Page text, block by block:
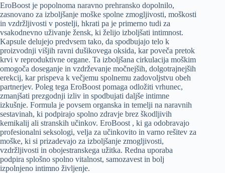
EroBoost je popolnoma naravno prehransko dopolnilo,
zasnovano za izboljšanje moške spolne zmogljivosti, moškosti
in vzdržljivosti v postelji, hkrati pa je primerno tudi za
vsakodnevno uživanje žensk, ki želijo izboljšati intimnost.
Kapsule delujejo predvsem tako, da spodbujajo telo k
proizvodnji višjih ravni dušikovega oksida, kar poveča pretok
krvi v reproduktivne organe. Ta izboljšana cirkulacija moškim
omogoča doseganje in vzdrževanje močnejših, dolgotrajnejših
erekcij, kar prispeva k večjemu spolnemu zadovoljstvu obeh
partnerjev. Poleg tega EroBoost pomaga odložiti vrhunec,
zmanjšati prezgodnji izliv in spodbujati daljše intimne
izkušnje. Formula je povsem organska in temelji na naravnih
sestavinah, ki podpirajo spolno zdravje brez škodljivih
kemikalij ali stranskih učinkov. EroBoost , ki ga odobravajo
profesionalni seksologi, velja za učinkovito in varno rešitev za
moške, ki si prizadevajo za izboljšanje zmogljivosti,
vzdržljivosti in obojestranskega užitka. Redna uporaba
podpira splošno spolno vitalnost, samozavest in bolj
izpolnjeno intimno življenje.